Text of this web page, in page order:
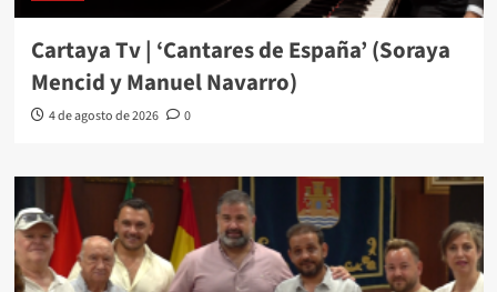
Cartaya Tv | ‘Cantares de España’ (Soraya
Mencid y Manuel Navarro)
4 de agosto de 2026 0